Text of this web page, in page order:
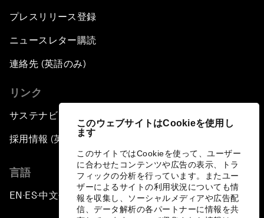
このウェブサイトはCookieを使用し
ます
このサイトではCookieを使って、ユーザー
に合わせたコンテンツや広告の表示、トラ
フィックの分析を行っています。またユー
ザーによるサイトの利用状況についても情
報を収集し、ソーシャルメディアや広告配
信、データ解析の各パートナーに情報を共
プレスリリース登録
ニュースレター購読
連絡先 (英語のみ)
リンク
サステナビリティへの取り組み
採用情報 (英語のみ)
言語
EN ▪ES▪中文▪ 日本語